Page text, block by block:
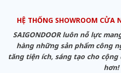
HỆ THỐNG SHOWROOM CỬA
SAIGONDOOR luôn nỗ lực
hàng những sản phẩm công
tăng tiện ích, sáng tạo cho
hơn!